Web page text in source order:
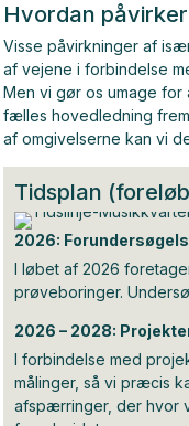
Hvordan
Visse påvirkninger af
af vejene i forbindelse
Men vi gør os umage
fælles hovedledning
af omgivelserne kan vi
Tidsplan
2026:
I løbet af 2026
prøveboringer.
2026 – 2028:
I forbindelse med
målinger, så vi præcis
afspærringer, der hvor